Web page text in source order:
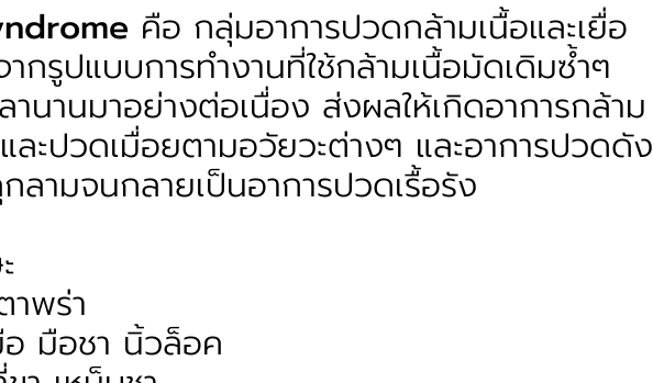
คือ กลุ่มอาการปวดกล้ามเนื้อและเยื่อ
กรูปแบบการทำงานที่ใช้กล้ามเนื้อมัดเดิมซ้ำๆ
ลานานมาอย่างต่อเนื่อง ส่งผลให้เกิดอาการกล้าม
ละปวดเมื่อยตามอวัยวะต่างๆ และอาการปวดดัง
ลามจนกลายเป็นอาการปวดเรื้อรัง
พร่า
มือชา นิ้วล็อค